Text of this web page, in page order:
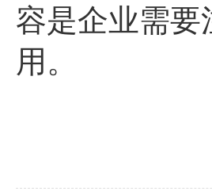
容是企业需
用。